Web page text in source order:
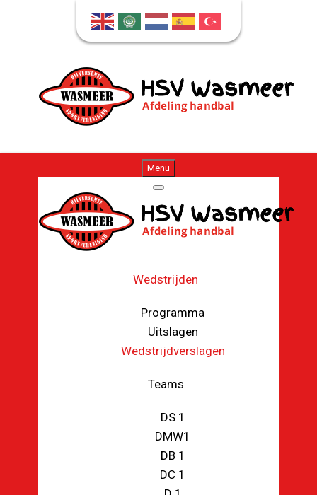
Menu
Wedstrijden
Programma
Uitslagen
Wedstrijdverslagen
Teams
DS 1
DMW1
DB 1
DC 1